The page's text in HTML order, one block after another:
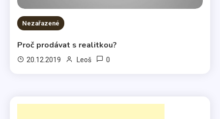
Nezařazené
Proč prodávat s realitkou?
20.12.2019 Leoš 0